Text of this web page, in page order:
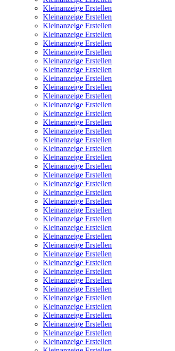
Kleinanzeige Erstellen
Kleinanzeige Erstellen
Kleinanzeige Erstellen
Kleinanzeige Erstellen
Kleinanzeige Erstellen
Kleinanzeige Erstellen
Kleinanzeige Erstellen
Kleinanzeige Erstellen
Kleinanzeige Erstellen
Kleinanzeige Erstellen
Kleinanzeige Erstellen
Kleinanzeige Erstellen
Kleinanzeige Erstellen
Kleinanzeige Erstellen
Kleinanzeige Erstellen
Kleinanzeige Erstellen
Kleinanzeige Erstellen
Kleinanzeige Erstellen
Kleinanzeige Erstellen
Kleinanzeige Erstellen
Kleinanzeige Erstellen
Kleinanzeige Erstellen
Kleinanzeige Erstellen
Kleinanzeige Erstellen
Kleinanzeige Erstellen
Kleinanzeige Erstellen
Kleinanzeige Erstellen
Kleinanzeige Erstellen
Kleinanzeige Erstellen
Kleinanzeige Erstellen
Kleinanzeige Erstellen
Kleinanzeige Erstellen
Kleinanzeige Erstellen
Kleinanzeige Erstellen
Kleinanzeige Erstellen
Kleinanzeige Erstellen
Kleinanzeige Erstellen
Kleinanzeige Erstellen
Kleinanzeige Erstellen